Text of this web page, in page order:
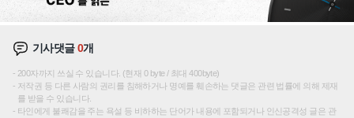
기사댓글0개
200자까지 쓰실 수 있습니다. (현재 0 byte / 최대 400byte)
저작권 등 다른 사람의 권리를 침해하거나 명예를 훼손하는 댓글은 관련 법률에 의해 제재
를 받을 수 있습니다.
타인에게 불쾌감을 주는 욕설 등 비하하는 단어가 내용에 포함되거나 인신공격성 글은 관